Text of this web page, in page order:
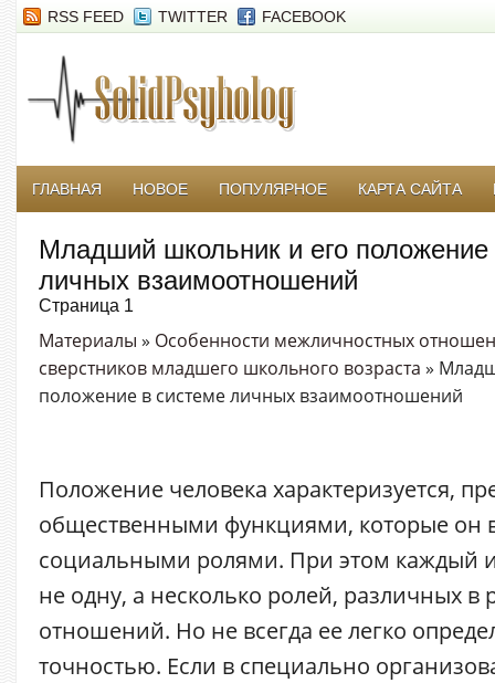
RSS FEED TWITTER FACEBOOK
ГЛАВНАЯ НОВОЕ ПОПУЛЯРНОЕ КАРТА САЙТА
Младший школьник и его положение
личных взаимоотношений
Страница 1
Материалы » Особенности межличностных
сверстников младшего школьного возраста »
положение в системе личных взаимоотношений
Положение человека характеризуется,
общественными функциями, которые он
социальными ролями. При этом каждый
не одну, а несколько ролей, различных в
отношений. Но не всегда ее легко
точностью. Если в специально